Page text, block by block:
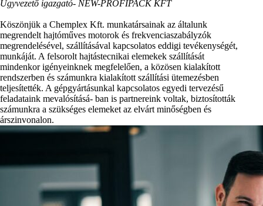
Ügyvezető igazgató- NEW-PROFIPACK KFT
Köszönjük a Chemplex Kft. munkatársainak az általunk
megrendelt hajtóműves motorok és frekvenciaszabályzók
megrendelésével, szállításával kapcsolatos eddigi tevékenységét,
munkáját. A felsorolt hajtástecnikai elemekek szállítását
mindenkor igényeinknek megfelelően, a közösen kialakított
rendszerben és számunkra kialakított szállítási ütemezésben
teljesítették. A gépgyártásunkal kapcsolatos egyedi tervezésű
feladataink mevalósításá- ban is partnereink voltak, biztosították
számunkra a szükséges elemeket az elvárt minőségben és
árszinvonalon.